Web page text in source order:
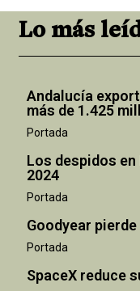
Lo más
Andalucía
más de 1.425
Portada
Los despidos en
2024
Portada
Goodyear
Portada
SpaceX reduce